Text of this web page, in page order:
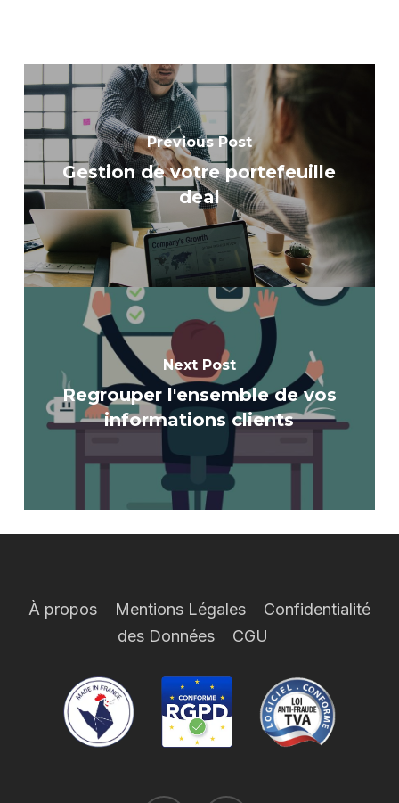
Previous Post
Gestion de votre portefeuille
deal
Next Post
Regrouper l'ensemble de vos
informations clients
À propos Mentions Légales
Confidentialité
des Données
CGU